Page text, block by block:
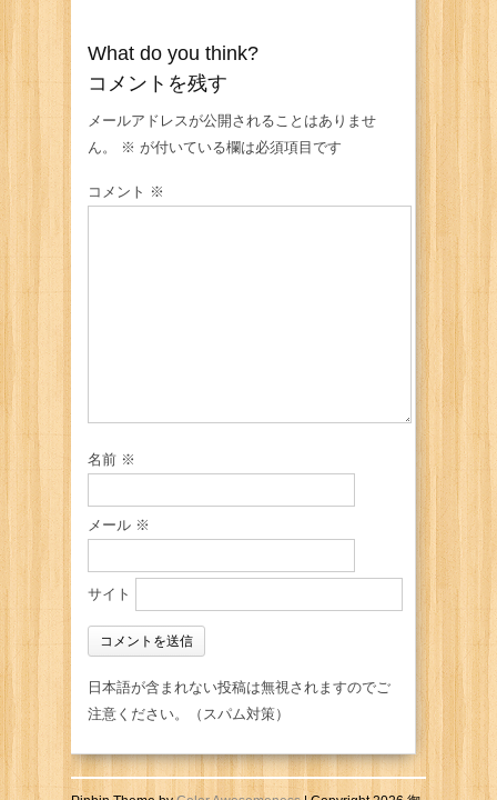
What do you think?
コメントを残す
メールアドレスが公開されることはありませ
ん。
※ が付いている欄は必須項目です
コメント ※
名前 ※
メール ※
サイト
日本語が含まれない投稿は無視されますのでご
注意ください。（スパム対策）